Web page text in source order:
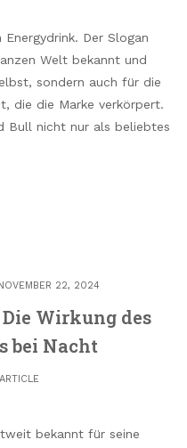
Der Slogan
Welt bekannt und
sondern auch für die
die die Marke verkörpert.
Bull nicht nur als beliebtes
NOVEMBER 22, 2024
Wirkung des
bei Nacht
ARTICLE
bekannt für seine